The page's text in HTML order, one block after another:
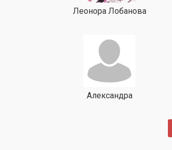
Леонора Лобанова
Александра